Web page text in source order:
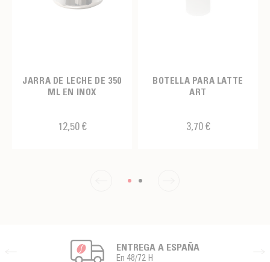
JARRA DE LECHE DE 350
ML EN INOX
12,50 €
BOTELLA PARA LATTE
ART
3,70 €
ENTREGA A ESPAÑA
En 48/72 H